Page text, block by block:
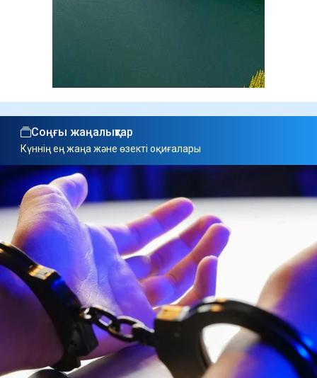
Соңғы жаңалықтар
Күннің ең жаңа және өзекті оқиғалары